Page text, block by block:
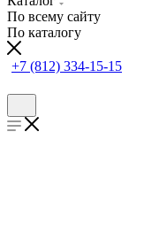
По всему сайту
По каталогу
+7 (812) 334-15-15